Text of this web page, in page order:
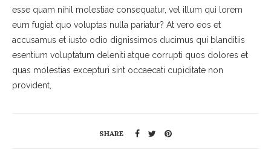
esse quam nihil molestiae consequatur, vel illum qui lorem
eum fugiat quo voluptas nulla pariatur? At vero eos et
accusamus et iusto odio dignissimos ducimus qui blanditiis
esentium voluptatum deleniti atque corrupti quos dolores et
quas molestias excepturi sint occaecati cupiditate non
provident,
SHARE